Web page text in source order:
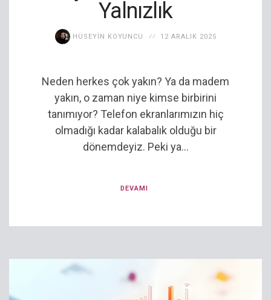
Yalnızlık
HÜSEYIN KOYUNCU 12 ARALIK 2025
Neden herkes çok yakın? Ya da madem
yakın, o zaman niye kimse birbirini
tanımıyor? Telefon ekranlarımızın hiç
olmadığı kadar kalabalık olduğu bir
dönemdeyiz. Peki ya...
DEVAMI